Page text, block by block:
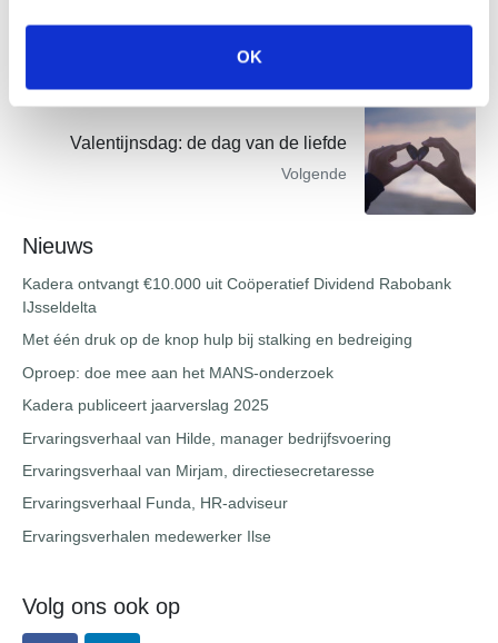
OK
Valentijnsdag: de dag van de liefde
Volgende
Nieuws
Kadera ontvangt €10.000 uit Coöperatief Dividend Rabobank
IJsseldelta
Met één druk op de knop hulp bij stalking en bedreiging
Oproep: doe mee aan het MANS-onderzoek
Kadera publiceert jaarverslag 2025
Ervaringsverhaal van Hilde, manager bedrijfsvoering
Ervaringsverhaal van Mirjam, directiesecretaresse
Ervaringsverhaal Funda, HR-adviseur
Ervaringsverhalen medewerker Ilse
Volg ons ook op